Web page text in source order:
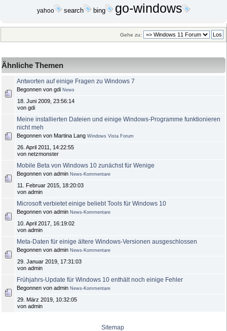
yahoo search bing go-windows
Gehe zu:
Ähnliche Themen
Antworten auf einige Fragen zu Windows 7
Begonnen von gdi News
18. Juni 2009, 23:56:14
von gdi
Meine installierten Dateien und einige Windows-Programme funktionieren
nicht meh
Begonnen von Martina Lang Windows Vista Forum
26. April 2011, 14:22:55
von netzmonster
Mobile Beta von Windows 10 zunächst für Wenige
Begonnen von admin News-Kommentare
11. Februar 2015, 18:20:03
von admin
Microsoft verbietet einige beliebt Tools für Windows 10
Begonnen von admin News-Kommentare
10. April 2017, 16:19:02
von admin
Meta-Daten für einige ältere Windows-Versionen ausgeschlossen
Begonnen von admin News-Kommentare
29. Januar 2019, 17:31:03
von admin
Frühjahrs-Update für Windows 10 enthält noch einige Fehler
Begonnen von admin News-Kommentare
29. März 2019, 10:32:05
von admin
Sitemap